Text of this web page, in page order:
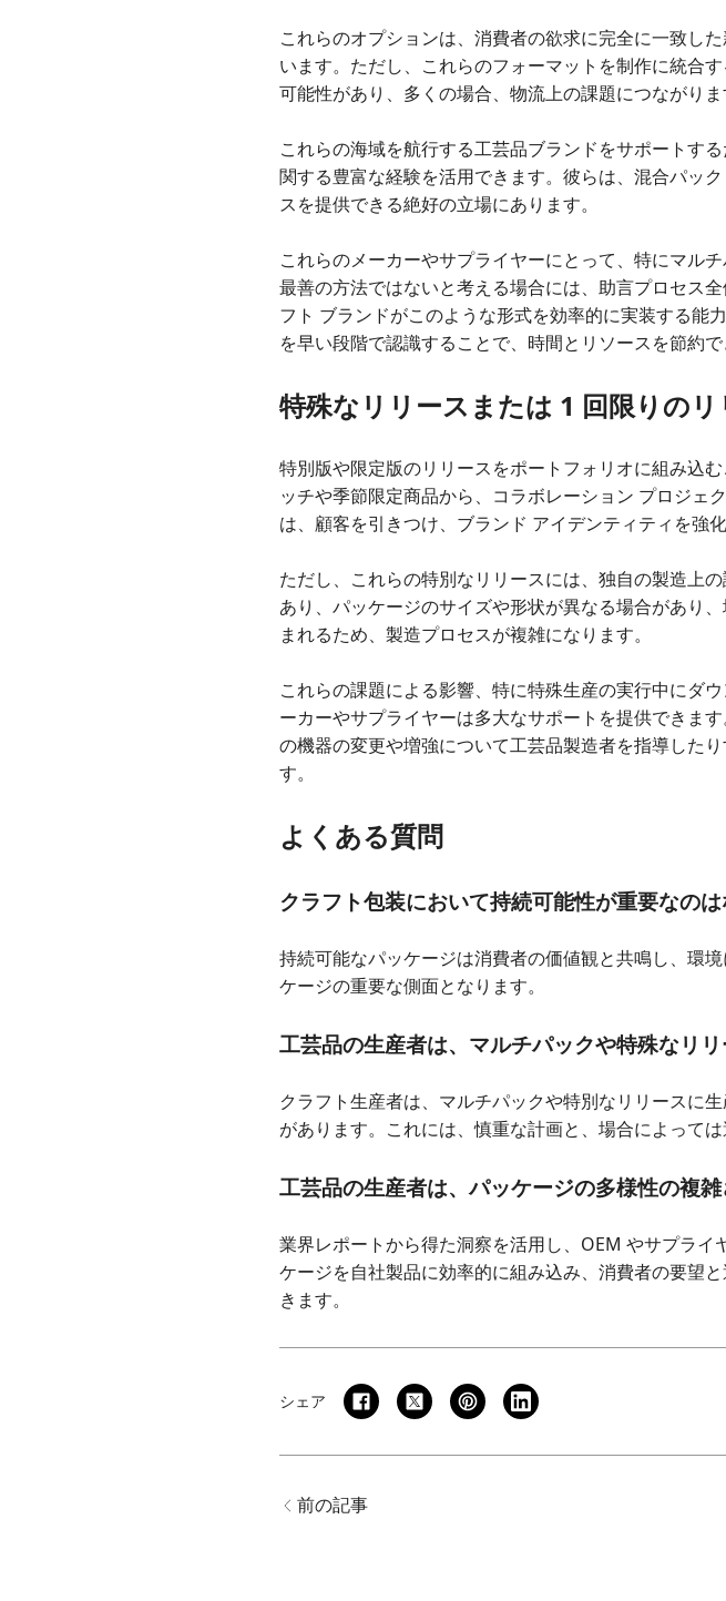
これらのオプションは、消費者の欲求に完全に一致し
います。ただし、これらのフォーマットを制作に統合
可能性があり、多くの場合、物流上の課題につながりま
これらの海域を航行する工芸品ブランドをサポートす
関する豊富な経験を活用できます。彼らは、混合パッ
スを提供できる絶好の立場にあります。
これらのメーカーやサプライヤーにとって、特にマル
最善の方法ではないと考える場合には、助言プロセス
フト ブランドがこのような形式を効率的に実装する能
を早い段階で認識することで、時間とリソースを節約で
特殊なリリースまたは 1 回限りのリ
特別版や限定版のリリースをポートフォリオに組み込
ッチや季節限定商品から、コラボレーション プロジェ
は、顧客を引きつけ、ブランド アイデンティティを強
ただし、これらの特別なリリースには、独自の製造上
あり、パッケージのサイズや形状が異なる場合があり
まれるため、製造プロセスが複雑になります。
これらの課題による影響、特に特殊生産の実行中にダ
ーカーやサプライヤーは多大なサポートを提供できま
の機器の変更や増強について工芸品製造者を指導した
す。
よくある質問
クラフト包装において持続可能性が重要なの
持続可能なパッケージは消費者の価値観と共鳴し、環
ケージの重要な側面となります。
工芸品の生産者は、マルチパックや特殊なリ
クラフト生産者は、マルチパックや特別なリリースに
があります。これには、慎重な計画と、場合によって
工芸品の生産者は、パッケージの多様性の複
業界レポートから得た洞察を活用し、OEM やサプラ
ケージを自社製品に効率的に組み込み、消費者の要望
きます。
シェア
前の記事